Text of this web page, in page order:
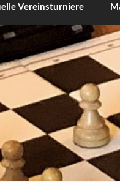
Vereinsturniere